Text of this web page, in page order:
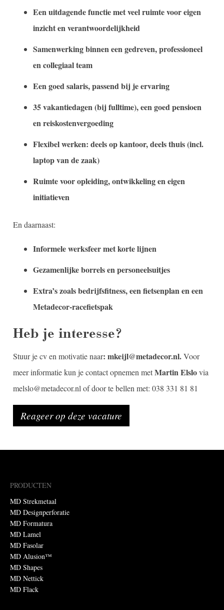
Een uitdagende functie met veel ruimte voor eigen
inzicht en verantwoordelijkheid
Samenwerking binnen een gedreven, professioneel
en collegiaal team
Een goed salaris, passend bij je ervaring
35 vakantiedagen (bij fulltime), een goed pensioen
en reiskostenvergoeding
Flexibel werken: deels op kantoor, deels thuis (incl.
laptop van de zaak)
Ruimte voor opleiding, ontwikkeling en eigen
initiatieven
En daarnaast:
Informele werksfeer met korte lijnen
Gezamenlijke borrels en personeelsuitjes
Extra’s zoals bedrijfsfitness, een fietsenplan en een
Metadecor-racefietspak
Heb je interesse?
Stuur je cv en motivatie naar: mkeijl@metadecor.nl.Voor
meer informatie kun je contact opnemen metMartin Elslovia
melslo@metadecor.nl of door te bellen met: 038 331 81 81
Reageer op deze vacature
PRODUCTEN
MD Strekmetaal
MD Designperforatie
MD Formatura
MD Lamel
MD Fasolar
MD Alusion™
MD Shapes
MD Nettick
MD Flack